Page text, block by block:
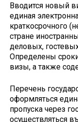
Вводится новый
единая
краткосрочного
стране
деловых,
Определены
визы, а также
Перечень
оформляться
пропуска через
осуществляться